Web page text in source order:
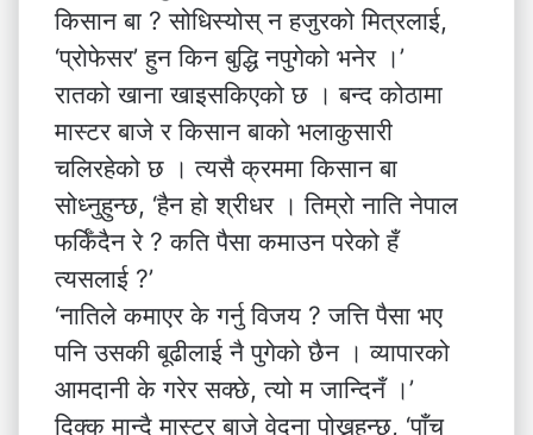
किसान बा ? सोधिस्योस् न हजुरको मित्रलाई,
‘प्रोफेसर’ हुन किन बुद्धि नपुगेको भनेर ।’
रातको खाना खाइसकिएको छ । बन्द कोठामा
मास्टर बाजे र किसान बाको भलाकुसारी
चलिरहेको छ । त्यसै क्रममा किसान बा
सोध्नुहुन्छ, ‘हैन हो श्रीधर । तिम्रो नाति नेपाल
फर्किँदैन रे ? कति पैसा कमाउन परेको हँ
त्यसलाई ?’
‘नातिले कमाएर के गर्नु विजय ? जत्ति पैसा भए
पनि उसकी बूढीलाई नै पुगेको छैन । व्यापारको
आमदानी के गरेर सक्छे, त्यो म जान्दिनँ ।’
दिक्क मान्दै मास्टर बाजे वेदना पोख्नुहुन्छ, ‘पाँच